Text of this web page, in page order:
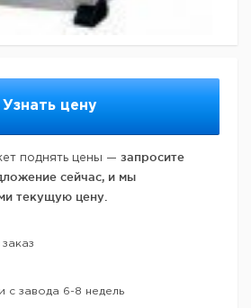
Узнать цену
поднять цены — запросите
сейчас, и мы
текущую цену.
с завода 6-8 недель